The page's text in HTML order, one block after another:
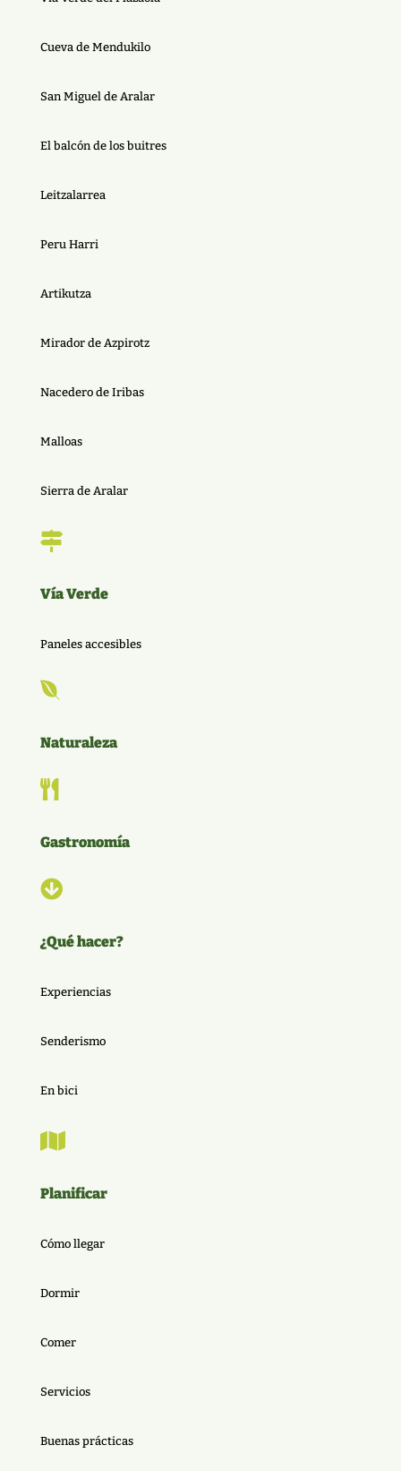
Cueva de Mendukilo
San Miguel de Aralar
El balcón de los buitres
Leitzalarrea
Peru Harri
Artikutza
Mirador de Azpirotz
Nacedero de Iribas
Malloas
Sierra de Aralar

Vía Verde
Paneles accesibles

Naturaleza

Gastronomía

¿Qué hacer?
Experiencias
Senderismo
En bici

Planificar
Cómo llegar
Dormir
Comer
Servicios
Buenas prácticas